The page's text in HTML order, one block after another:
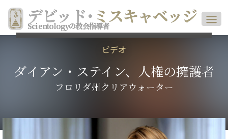
デビッド･ ミスキャベッジ
Scientologyの教会指導者
ビデオ
ダイアン・ステイン、人権の擁護者
フロリダ州クリアウォーター